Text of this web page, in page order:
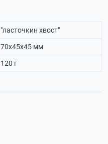
"ласточкин хвост"
70х45х45 мм
120 г